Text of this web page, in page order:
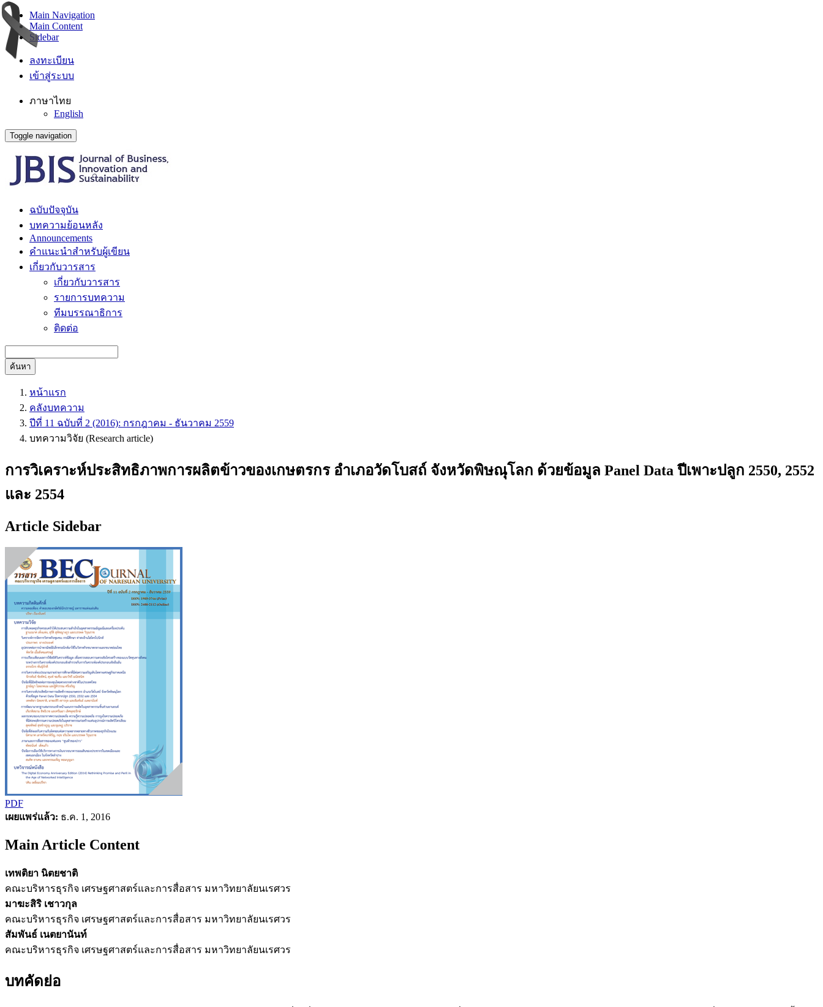
Main Navigation
Main Content
Sidebar
ลงทะเบียน
เข้าสู่ระบบ
ภาษาไทย
English
Toggle navigation
ฉบับปัจจุบัน
บทความย้อนหลัง
Announcements
คำแนะนำสำหรับผู้เขียน
เกี่ยวกับวารสาร
เกี่ยวกับวารสาร
รายการบทความ
ทีมบรรณาธิการ
ติดต่อ
ค้นหา
หน้าแรก
คลังบทความ
ปีที่ 11 ฉบับที่ 2 (2016): กรกฎาคม - ธันวาคม 2559
บทความวิจัย (Research article)
การวิเคราะห์ประสิทธิภาพการผลิตข้าวของเกษตรกร อำเภอวัดโบสถ์ จังหวัดพิษณุโลก ด้วยข้อมูล Panel Data ปีเพาะปลูก 2550, 2552
และ 2554
Article Sidebar
PDF
เผยแพร่แล้ว: ธ.ค. 1, 2016
Main Article Content
เทพติยา นิตยชาติ
คณะบริหารธุรกิจ เศรษฐศาสตร์และการสื่อสาร มหาวิทยาลัยนเรศวร
มาฆะสิริ เชาวกุล
คณะบริหารธุรกิจ เศรษฐศาสตร์และการสื่อสาร มหาวิทยาลัยนเรศวร
สัมพันธ์ เนตยานันท์
คณะบริหารธุรกิจ เศรษฐศาสตร์และการสื่อสาร มหาวิทยาลัยนเรศวร
บทคัดย่อ